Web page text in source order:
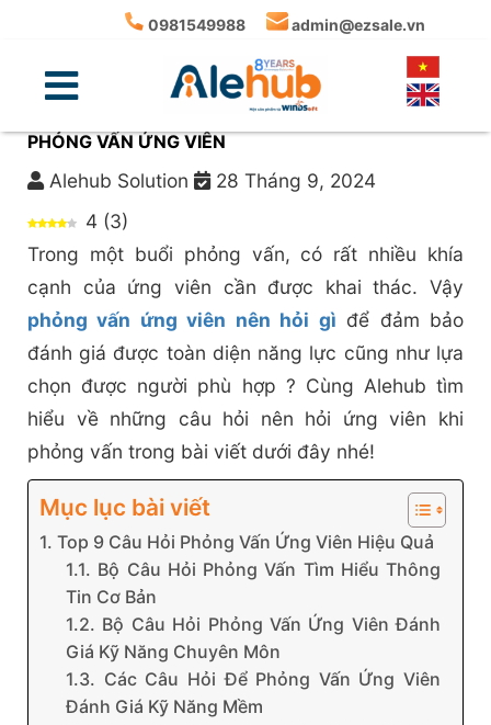
0981549988 admin@ezsale.vn
PHỎNG VẤN ỨNG VIÊN NÊN HỎI GÌ: BỘ CÂU HỎI
PHỎNG VẤN ỨNG VIÊN
Alehub Solution
28 Tháng 9, 2024
4 (3)
Trong một buổi phỏng vấn, có rất nhiều khía
cạnh của ứng viên cần được khai thác. Vậy
phỏng vấn ứng viên nên hỏi gì để đảm bảo
đánh giá được toàn diện năng lực cũng như lựa
chọn được người phù hợp ? Cùng Alehub tìm
hiểu về những câu hỏi nên hỏi ứng viên khi
phỏng vấn trong bài viết dưới đây nhé!
Mục lục bài viết
1. Top 9 Câu Hỏi Phỏng Vấn Ứng Viên Hiệu Quả
1.1. Bộ Câu Hỏi Phỏng Vấn Tìm Hiểu Thông
Tin Cơ Bản
1.2. Bộ Câu Hỏi Phỏng Vấn Ứng Viên Đánh
Giá Kỹ Năng Chuyên Môn
1.3. Các Câu Hỏi Để Phỏng Vấn Ứng Viên
Đánh Giá Kỹ Năng Mềm